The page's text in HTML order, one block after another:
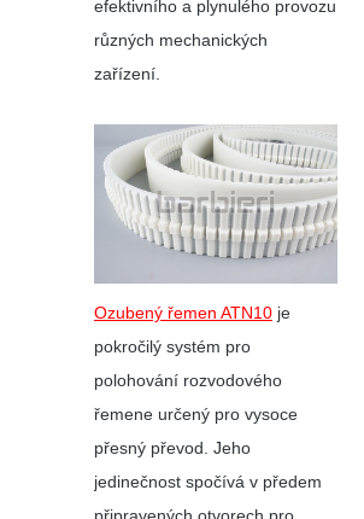
efektivního a plynulého provozu
různých mechanických
zařízení.
Ozubený řemen ATN10 je
pokročilý systém pro
polohování rozvodového
řemene určený pro vysoce
přesný převod. Jeho
jedinečnost spočívá v předem